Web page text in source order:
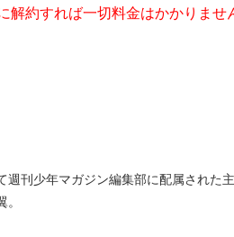
解約すれば一切料金はかかりませ
週刊少年マガジン編集部に配属された